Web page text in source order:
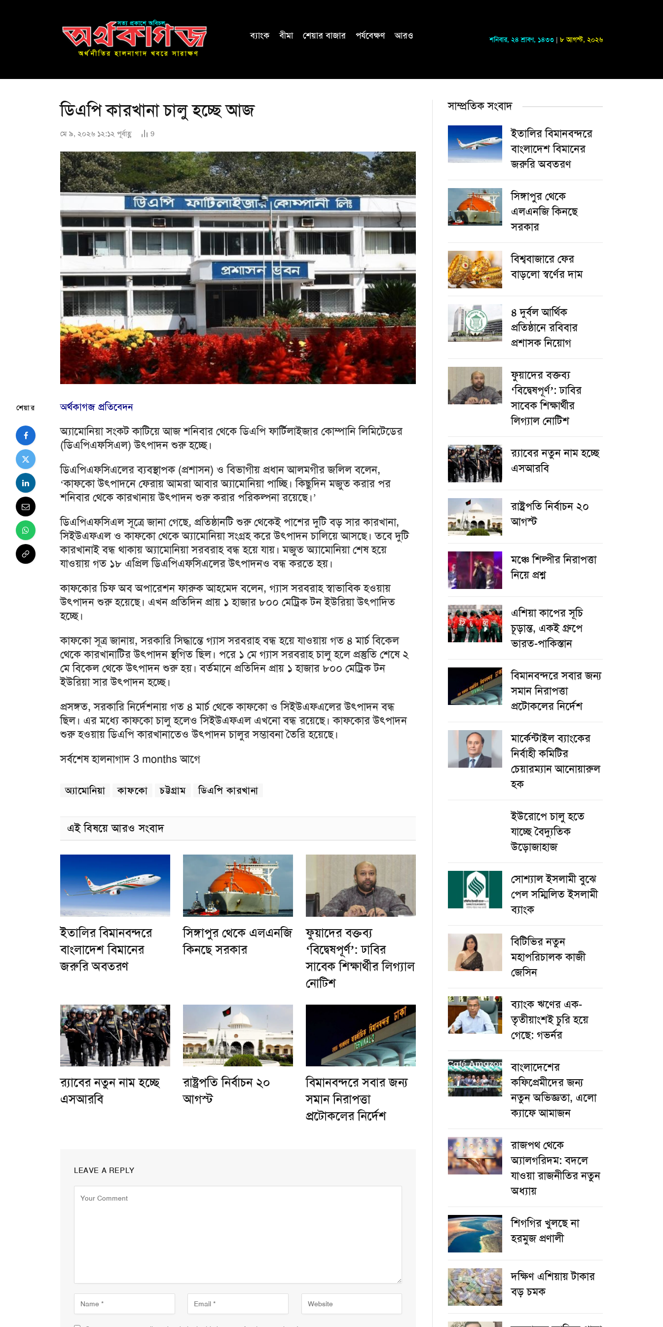
ব্যাংক বীমা শেয়ার বাজার পর্যবেক্ষণ আরও শনিবার, ২৪ শ্রাবণ, ১৪৩৩ | ৮ আগস্ট, ২০২৬
ডিএপি কারখানা চালু হচ্ছে আজ
মে ৯, ২০২৬ ১২:১২ পূর্বাহ্ণ 9
শেয়ার অর্থকাগজ প্রতিবেদন
অ্যামোনিয়া সংকট কাটিয়ে আজ শনিবার থেকে ডিএপি ফার্টিলাইজার কোম্পানি লিমিটেডের
(ডিএপিএফসিএল) উৎপাদন শুরু হচ্ছে।
ডিএপিএফসিএলের ব্যবস্থাপক (প্রশাসন) ও বিভাগীয় প্রধান আলমগীর জলিল বলেন,
‘কাফকো উৎপাদনে ফেরায় আমরা আবার অ্যামোনিয়া পাচ্ছি। কিছুদিন মজুত করার পর
শনিবার থেকে কারখানায় উৎপাদন শুরু করার পরিকল্পনা রয়েছে।’
ডিএপিএফসিএল সূত্রে জানা গেছে, প্রতিষ্ঠানটি শুরু থেকেই পাশের দুটি বড় সার কারখানা,
সিইউএফএল ও কাফকো থেকে অ্যামোনিয়া সংগ্রহ করে উৎপাদন চালিয়ে আসছে। তবে দুটি
কারখানাই বন্ধ থাকায় অ্যামোনিয়া সরবরাহ বন্ধ হয়ে যায়। মজুত অ্যামোনিয়া শেষ হয়ে
যাওয়ায় গত ১৮ এপ্রিল ডিএপিএফসিএলের উৎপাদনও বন্ধ করতে হয়।
কাফকোর চিফ অব অপারেশন ফারুক আহমেদ বলেন, গ্যাস সরবরাহ স্বাভাবিক হওয়ায়
উৎপাদন শুরু হয়েছে। এখন প্রতিদিন প্রায় ১ হাজার ৮০০ মেট্রিক টন ইউরিয়া উৎপাদিত
হচ্ছে।
কাফকো সূত্র জানায়, সরকারি সিদ্ধান্তে গ্যাস সরবরাহ বন্ধ হয়ে যাওয়ায় গত ৪ মার্চ বিকেল
থেকে কারখানাটির উৎপাদন স্থগিত ছিল। পরে ১ মে গ্যাস সরবরাহ চালু হলে প্রস্তুতি শেষে ২
মে বিকেল থেকে উৎপাদন শুরু হয়। বর্তমানে প্রতিদিন প্রায় ১ হাজার ৮০০ মেট্রিক টন
ইউরিয়া সার উৎপাদন হচ্ছে।
প্রসঙ্গত, সরকারি নির্দেশনায় গত ৪ মার্চ থেকে কাফকো ও সিইউএফএলের উৎপাদন বন্ধ
ছিল। এর মধ্যে কাফকো চালু হলেও সিইউএফএল এখনো বন্ধ রয়েছে। কাফকোর উৎপাদন
শুরু হওয়ায় ডিএপি কারখানাতেও উৎপাদন চালুর সম্ভাবনা তৈরি হয়েছে।
সর্বশেষ হালনাগাদ 3 months আগে
অ্যামোনিয়া কাফকো চট্টগ্রাম ডিএপি কারখানা
এই বিষয়ে আরও সংবাদ
ইতালির বিমানবন্দরে
বাংলাদেশ বিমানের
জরুরি অবতরণ
সিঙ্গাপুর থেকে এলএনজি
কিনছে সরকার
ফুয়াদের বক্তব্য
‘বিদ্বেষপূর্ণ’: ঢাবির
সাবেক শিক্ষার্থীর লিগ্যাল
নোটিশ
র‌্যাবের নতুন নাম হচ্ছে
এসআরবি
রাষ্ট্রপতি নির্বাচন ২০
আগস্ট
বিমানবন্দরে সবার জন্য
সমান নিরাপত্তা
প্রটোকলের নির্দেশ
LEAVE A REPLY
সাম্প্রতিক সংবাদ
ইতালির বিমানবন্দরে
বাংলাদেশ বিমানের
জরুরি অবতরণ
সিঙ্গাপুর থেকে
এলএনজি কিনছে
সরকার
বিশ্ববাজারে ফের
বাড়লো স্বর্ণের দাম
৪ দুর্বল আর্থিক
প্রতিষ্ঠানে রবিবার
প্রশাসক নিয়োগ
ফুয়াদের বক্তব্য
‘বিদ্বেষপূর্ণ’: ঢাবির
সাবেক শিক্ষার্থীর
লিগ্যাল নোটিশ
র‌্যাবের নতুন নাম হচ্ছে
এসআরবি
রাষ্ট্রপতি নির্বাচন ২০
আগস্ট
​মঞ্চে শিল্পীর নিরাপত্তা
নিয়ে প্রশ্ন
এশিয়া কাপের সূচি
চূড়ান্ত, একই গ্রুপে
ভারত-পাকিস্তান
বিমানবন্দরে সবার জন্য
সমান নিরাপত্তা
প্রটোকলের নির্দেশ
মার্কেন্টাইল ব্যাংকের
নির্বাহী কমিটির
চেয়ারম্যান আনোয়ারুল
হক
ইউরোপে চালু হতে
যাচ্ছে বৈদ্যুতিক
উড়োজাহাজ
সোশ্যাল ইসলামী বুঝে
পেল সম্মিলিত ইসলামী
ব্যাংক
বিটিভির নতুন
মহাপরিচালক কাজী
জেসিন
ব্যাংক ঋণের এক-
তৃতীয়াংশই চুরি হয়ে
গেছে: গভর্নর
বাংলাদেশের
কফিপ্রেমীদের জন্য
নতুন অভিজ্ঞতা, এলো
ক্যাফে আমাজন
রাজপথ থেকে
অ্যালগরিদম: বদলে
যাওয়া রাজনীতির নতুন
অধ্যায়
শিগগির খুলছে না
হরমুজ প্রণালী
দক্ষিণ এশিয়ায় টাকার
বড় চমক